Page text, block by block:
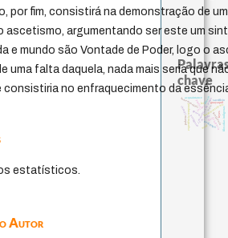
por fim, consistirá na demonstração de
ascetismo, argumentando ser este um
e mundo são Vontade de Poder, logo o
uma falta daquela, nada mais seria que
consistiria no enfraquecimento da
estatísticos.
Autor
chave
fundamentalismo
jacobi
protágoras
experiência temporal metafísica do tempo
género
idadeintolerância
homem-medida
filosofias indígenas
j.c.m. neto
palavra
perdón
leyes
violencia
guayaquil
logos
pedagogia
lei
acquaintance desejo sacrifício
mind
therapy